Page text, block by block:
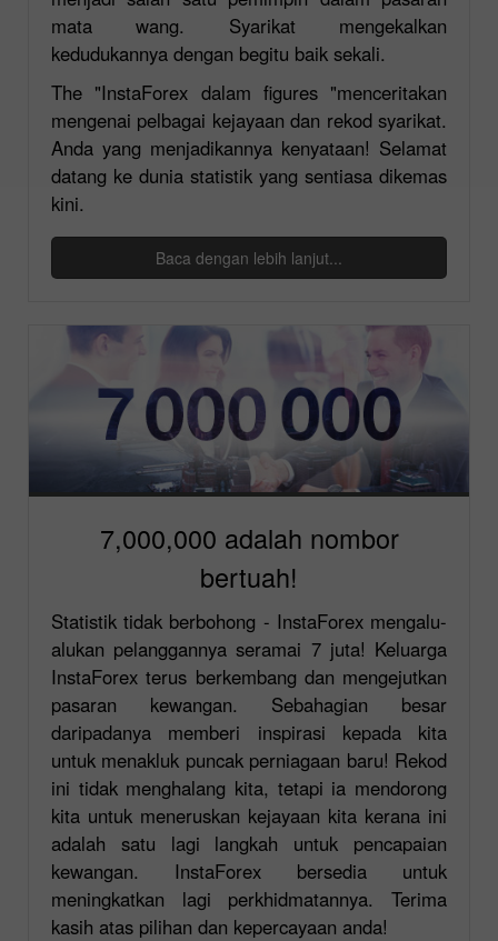
mata wang. Syarikat mengekalkan
kedudukannya dengan begitu baik sekali.
The "InstaForex dalam figures "menceritakan
mengenai pelbagai kejayaan dan rekod syarikat.
Anda yang menjadikannya kenyataan! Selamat
datang ke dunia statistik yang sentiasa dikemas
kini.
Baca dengan lebih lanjut...
7,000,000 adalah nombor
bertuah!
Statistik tidak berbohong - InstaForex mengalu-
alukan pelanggannya seramai 7 juta! Keluarga
InstaForex terus berkembang dan mengejutkan
pasaran kewangan. Sebahagian besar
daripadanya memberi inspirasi kepada kita
untuk menakluk puncak perniagaan baru! Rekod
ini tidak menghalang kita, tetapi ia mendorong
kita untuk meneruskan kejayaan kita kerana ini
adalah satu lagi langkah untuk pencapaian
kewangan. InstaForex bersedia untuk
meningkatkan lagi perkhidmatannya. Terima
kasih atas pilihan dan kepercayaan anda!